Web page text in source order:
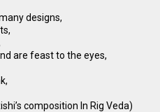
designs,
are feast to the eyes,
composition In Rig Veda)